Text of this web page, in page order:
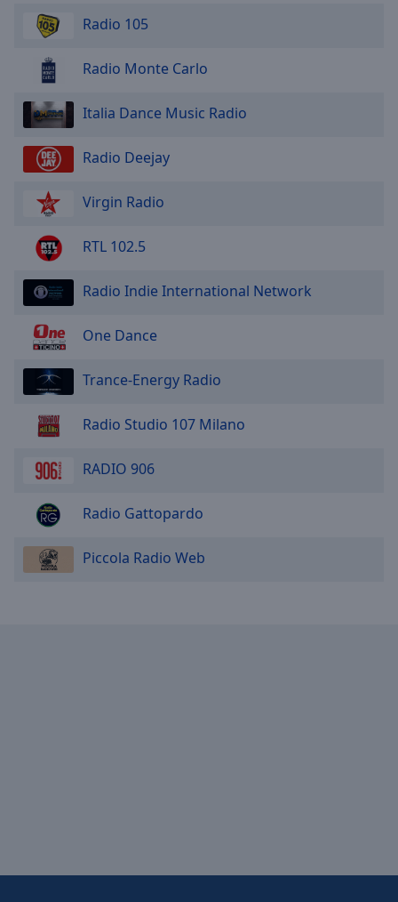
Radio 105
Radio Monte Carlo
Italia Dance Music Radio
Radio Deejay
Virgin Radio
RTL 102.5
Radio Indie International Network
One Dance
Trance-Energy Radio
Radio Studio 107 Milano
RADIO 906
Radio Gattopardo
Piccola Radio Web